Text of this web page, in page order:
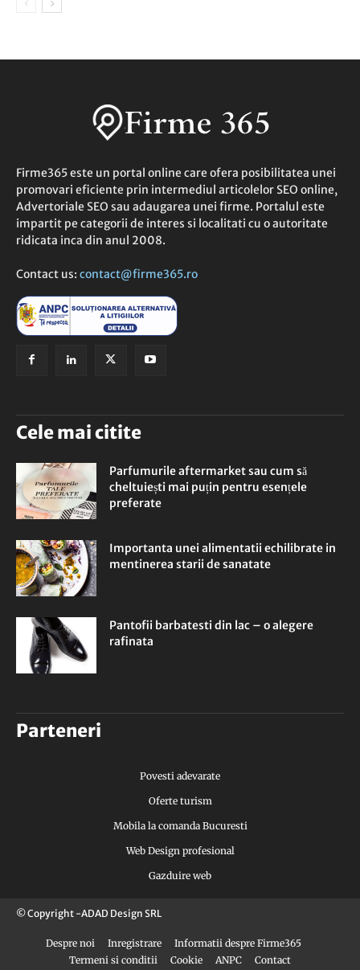
Firme365 este un portal online care ofera posibilitatea unei
promovari eficiente prin intermediul articolelor SEO online,
Advertoriale SEO sau adaugarea unei firme. Portalul este
impartit pe categorii de interes si localitati cu o autoritate
ridicata inca din anul 2008.
Contact us: contact@firme365.ro
Cele mai citite
Parfumurile aftermarket sau cum să
cheltuiești mai puțin pentru esențele
preferate
Importanta unei alimentatii echilibrate in
mentinerea starii de sanatate
Pantofii barbatesti din lac – o alegere
rafinata
Parteneri
Povesti adevarate
Oferte turism
Mobila la comanda Bucuresti
Web Design profesional
Gazduire web
© Copyright -ADAD Design SRL
Despre noi Inregistrare
Informatii despre Firme365
Termeni si conditii
Cookie ANPC Contact